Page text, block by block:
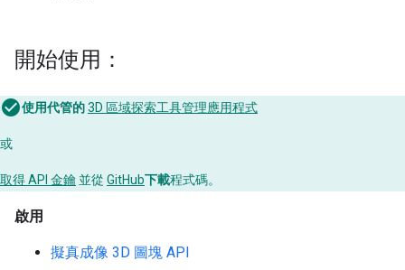
開始使用：
使用代管的3D 區域探索工具管理應用程式
或
取得 API 金鑰 並從 GitHub下載程式碼。
啟用
擬真成像 3D 圖塊 API